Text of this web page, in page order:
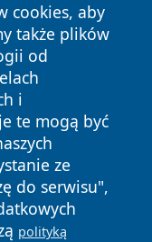
cookies, aby
także plików
od
i
te mogą być
ze
do serwisu",
polityką
prawa
Polityka
Cookies